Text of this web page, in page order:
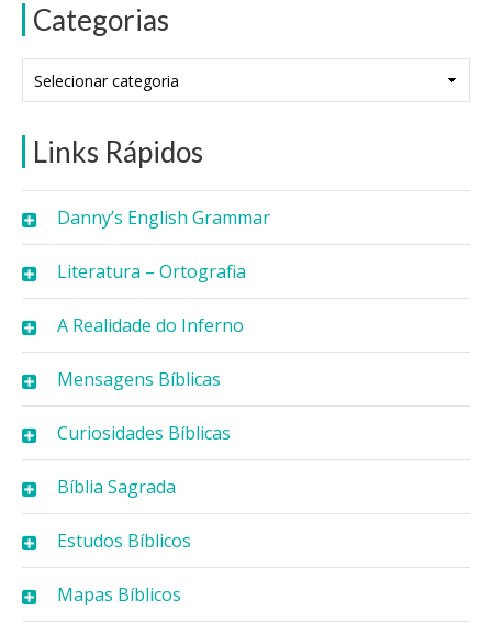
Categorias
Links Rápidos
Danny’s English Grammar
Literatura – Ortografia
A Realidade do Inferno
Mensagens Bíblicas
Curiosidades Bíblicas
Bíblia Sagrada
Estudos Bíblicos
Mapas Bíblicos